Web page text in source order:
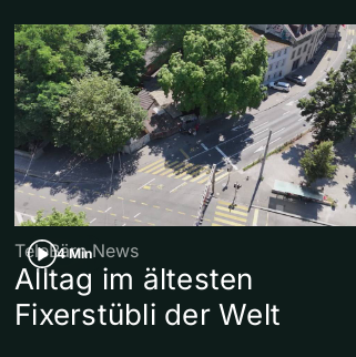
4 Min
TeleBärn News
Alltag im ältesten
Fixerstübli der Welt